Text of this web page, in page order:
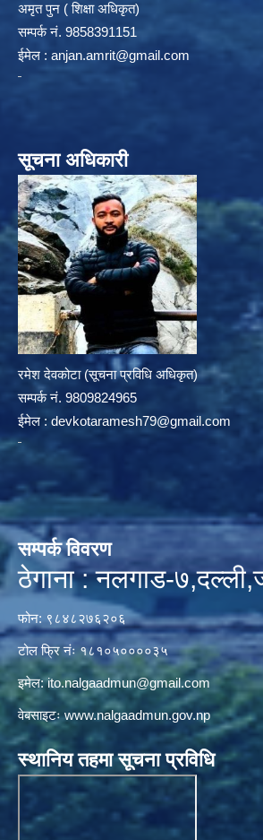
अमृत पुन ( शिक्षा अधिकृत)
सम्पर्क न‌ं. 9858391151
ईमेल : anjan.amrit@gmail.com
सूचना अधिकारी
रमेश देवकोटा (सूचना प्रविधि अधिकृत)
सम्पर्क न‌ं. 9809824965
ईमेल : devkotaramesh79@gmail.com
सम्पर्क विवरण
ठेगाना : नलगाड-
फोन: ९८४८२७६२०६
टोल फ्रि नंः १८१०५००००३५
इमेल:ito.nalgaadmun@gmail.com
वेबसाइटःwww.nalgaadmun.gov.np
स्थानिय तहमा सूचना प्रविधि